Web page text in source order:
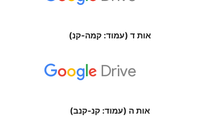
אות ד (עמוד: קמה-קנ)
אות ה (עמוד: קנ-קנב)